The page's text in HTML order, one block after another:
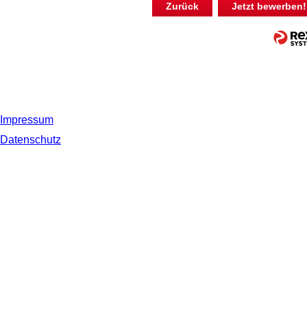
Zurück Jetzt bewerben!
Impressum
Datenschutz